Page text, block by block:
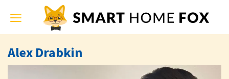
Toggle
navigation
Alex Drabkin